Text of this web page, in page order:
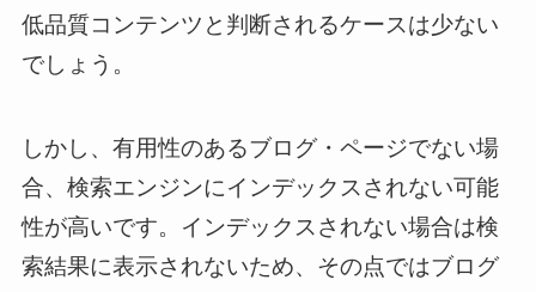
低品質コンテンツと判断されるケースは少ない
でしょう。
しかし、有用性のあるブログ・ページでない場
合、検索エンジンにインデックスされない可能
性が高いです。インデックスされない場合は検
索結果に表示されないため、その点ではブログ